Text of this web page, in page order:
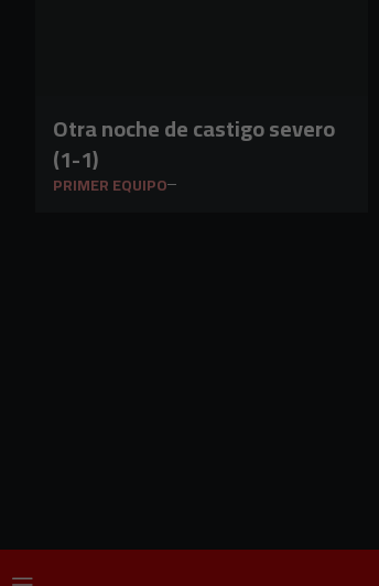
Otra noche de castigo severo
(1-1)
PRIMER EQUIPO